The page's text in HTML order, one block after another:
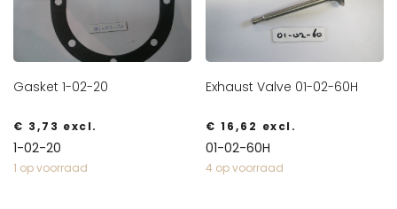
Gasket 1-02-20
€ 3,73 excl.
1-02-20
1 op voorraad
Exhaust Valve 01-02-60H
€ 16,62 excl.
01-02-60H
4 op voorraad